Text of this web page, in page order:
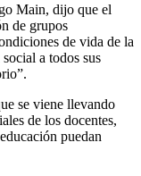
Main, dijo que el
de grupos
de vida de la
a todos sus
se viene llevando
de los docentes,
puedan